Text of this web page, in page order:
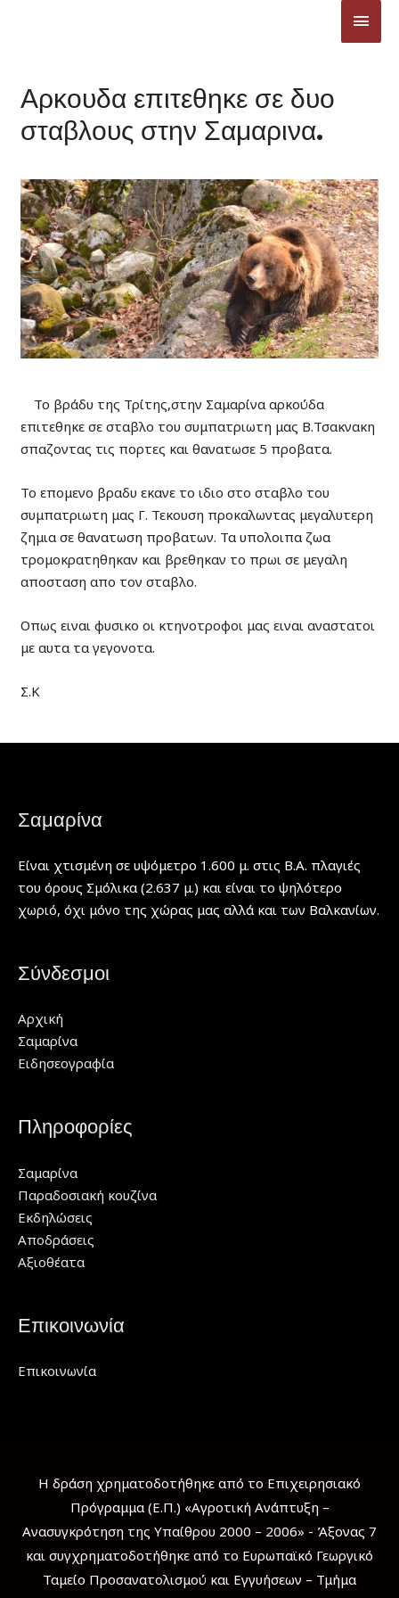
Αρκουδα επιτεθηκε σε δυο
σταβλους στην Σαμαρινα.
Το βράδυ της Τρίτης,στην Σαμαρίνα αρκούδα
επιτεθηκε σε σταβλο του συμπατριωτη μας Β.Τσακνακη
σπαζοντας τις πορτες και θανατωσε 5 προβατα.
Το επομενο βραδυ εκανε το ιδιο στο σταβλο του
συμπατριωτη μας Γ. Τεκουση προκαλωντας μεγαλυτερη
ζημια σε θανατωση προβατων. Τα υπολοιπα ζωα
τρομοκρατηθηκαν και βρεθηκαν το πρωι σε μεγαλη
αποσταση απο τον σταβλο.
Οπως ειναι φυσικο οι κτηνοτροφοι μας ειναι αναστατοι
με αυτα τα γεγονοτα.
Σ.Κ
Σαμαρίνα
Είναι χτισμένη σε υψόμετρο 1.600 μ. στις Β.Α. πλαγιές
του όρους Σμόλικα (2.637 μ.) και είναι το ψηλότερο
χωριό, όχι μόνο της χώρας μας αλλά και των Βαλκανίων.
Σύνδεσμοι
Αρχική
Σαμαρίνα
Ειδησεογραφία
Πληροφορίες
Σαμαρίνα
Παραδοσιακή κουζίνα
Εκδηλώσεις
Αποδράσεις
Αξιοθέατα
Επικοινωνία
Επικοινωνία
Η δράση χρηματοδοτήθηκε από το Επιχειρησιακό
Πρόγραμμα (Ε.Π.) «Αγροτική Ανάπτυξη –
Ανασυγκρότηση της Υπαίθρου 2000 – 2006» - Άξονας 7
και συγχρηματοδοτήθηκε από το Ευρωπαϊκό Γεωργικό
Ταμείο Προσανατολισμού και Εγγυήσεων – Τμήμα